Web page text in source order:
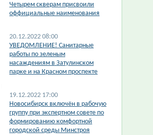
Четырем скверам присвоили
оффициальные наименования
20.12.2022 08:00
УВЕДОМЛЕНИЕ! Санитарные
работы по зеленым
насаждениям в Затулинском
парке и на Красном проспекте
19.12.2022 17:00
Новосибирск включён в рабочую
группу при экспертном совете по
формированию комфортной
городской среды Минстроя